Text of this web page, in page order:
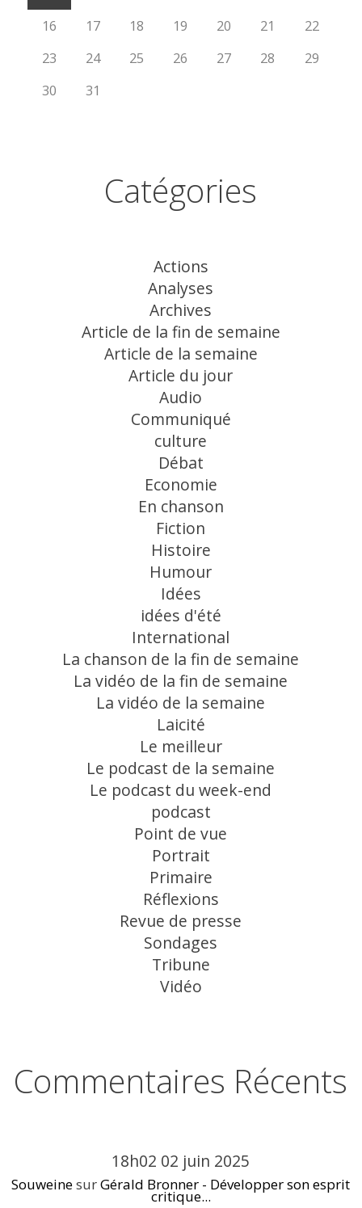
16
17 18 19 20 21
22
23
24 25 26 27 28
29
30
31
Catégories
Actions
Analyses
Archives
Article de la fin de semaine
Article de la semaine
Article du jour
Audio
Communiqué
culture
Débat
Economie
En chanson
Fiction
Histoire
Humour
Idées
idées d'été
International
La chanson de la fin de semaine
La vidéo de la fin de semaine
La vidéo de la semaine
Laicité
Le meilleur
Le podcast de la semaine
Le podcast du week-end
podcast
Point de vue
Portrait
Primaire
Réflexions
Revue de presse
Sondages
Tribune
Vidéo
Commentaires Récents
18h02 02 juin 2025
SouweinesurGérald Bronner - Développer son esprit
critique...